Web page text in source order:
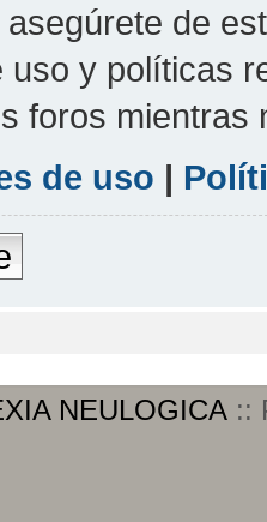
asegúrete de
uso y políticas
foros mientras
de uso |
NEULOGICA ::